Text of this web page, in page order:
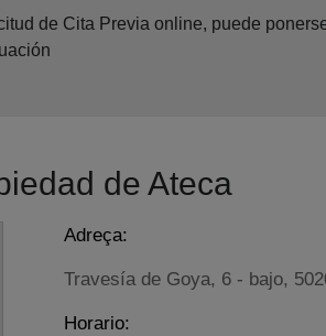
de Cita Previa online, puede
de Ateca
Adreça:
Travesía de Goya, 6 - bajo,
Horario: